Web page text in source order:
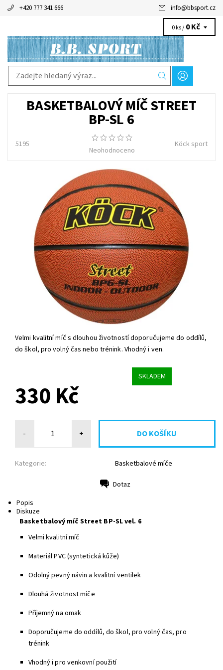
+420 777 341 666 info@bbsport.cz
0 ks / 0 Kč
BASKETBALOVÝ MÍČ STREET
BP-SL 6
5195
Neohodnoceno
Köck sport
Velmi kvalitní míč s dlouhou životností doporučujeme do oddílů,
do škol, pro volný čas nebo trénink. Vhodný i ven.
SKLADEM
330 Kč
- +
Kategorie: Basketbalové míče
Dotaz
Popis
Diskuze
Basketbalový míč Street BP-SL vel. 6
Velmi kvalitní míč
Materiál PVC (syntetická kůže)
Odolný pevný návin a kvalitní ventilek
Dlouhá životnost míče
Příjemný na omak
Doporučujeme do oddílů, do škol, pro volný čas, pro
trénink
Vhodný i pro venkovní použití